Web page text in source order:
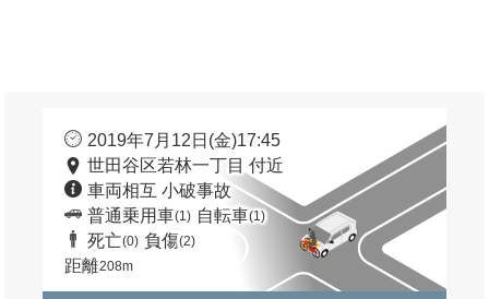
2019年7月12日(金)17:45
世田谷区若林一丁目 付近
車両相互 小破事故
普通乗用車(1) 自転車(1)
死亡(0) 負傷(2)
距離208m